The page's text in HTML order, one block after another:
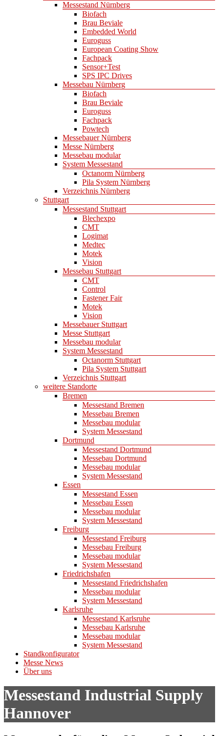
Messestand Nürnberg
Biofach
Brau Beviale
Embedded World
Euroguss
European Coating Show
Fachpack
Sensor+Test
SPS IPC Drives
Messebau Nürnberg
Biofach
Brau Beviale
Euroguss
Fachpack
Powtech
Messebauer Nürnberg
Messe Nürnberg
Messebau modular
System Messestand
Octanorm Nürnberg
Pila System Nürnberg
Verzeichnis Nürnberg
Stuttgart
Messestand Stuttgart
Blechexpo
CMT
Logimat
Medtec
Motek
Vision
Messebau Stuttgart
CMT
Control
Fastener Fair
Motek
Vision
Messebauer Stuttgart
Messe Stuttgart
Messebau modular
System Messestand
Octanorm Stuttgart
Pila System Stuttgart
Verzeichnis Stuttgart
weitere Standorte
Bremen
Messestand Bremen
Messebau Bremen
Messebau modular
System Messestand
Dortmund
Messestand Dortmund
Messebau Dortmund
Messebau modular
System Messestand
Essen
Messestand Essen
Messebau Essen
Messebau modular
System Messestand
Freiburg
Messestand Freiburg
Messebau Freiburg
Messebau modular
System Messestand
Friedrichshafen
Messestand Friedrichshafen
Messebau modular
System Messestand
Karlsruhe
Messestand Karlsruhe
Messebau Karlsruhe
Messebau modular
System Messestand
Standkonfigurator
Messe News
Über uns
Messestand Industrial Supply
Hannover